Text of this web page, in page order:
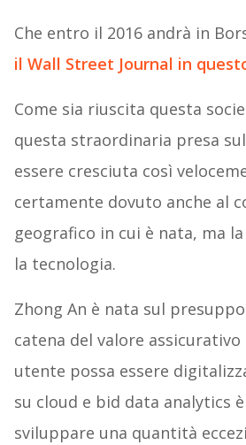
Che entro il 2016 andrà in
il Wall Street Journal in
Come sia riuscita questa
questa straordinaria presa
essere cresciuta così
certamente dovuto anche al
geografico in cui è nata, ma
la tecnologia.
Zhong An è nata sul
catena del valore assicurativo
utente possa essere
su cloud e bid data analytics
sviluppare una quantità